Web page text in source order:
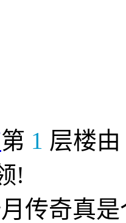
第 1 层楼由
!
传奇真